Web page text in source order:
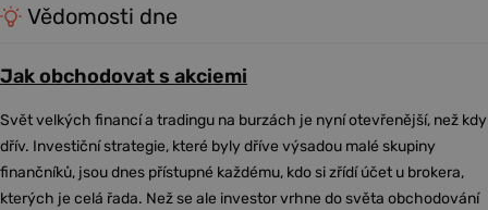
Vědomosti dne
Jak obchodovat s akciemi
Svět velkých financí a tradingu na burzách je nyní otevřenější, než kdy
dřív. Investiční strategie, které byly dříve výsadou malé skupiny
finančníků, jsou dnes přístupné každému, kdo si zřídí účet u brokera,
kterých je celá řada. Než se ale investor vrhne do světa obchodování